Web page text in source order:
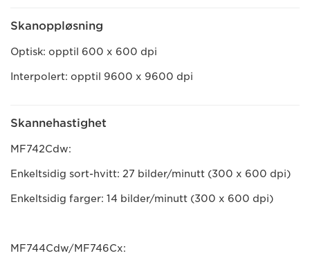
Skanoppløsning
Optisk: opptil 600 x 600 dpi
Interpolert: opptil 9600 x 9600 dpi
Skannehastighet
MF742Cdw:
Enkeltsidig sort-hvitt: 27 bilder/minutt (300 x 600 dpi)
Enkeltsidig farger: 14 bilder/minutt (300 x 600 dpi)
MF744Cdw/MF746Cx: